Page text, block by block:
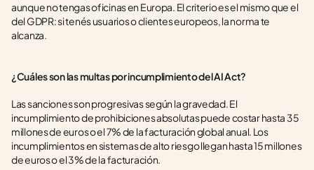
aunque no tengas oficinas en Europa. El criterio es el mismo que el
del GDPR: si tenés usuarios o clientes europeos, la norma te
alcanza.
¿Cuáles son las multas por incumplimiento del AI Act?
Las sanciones son progresivas según la gravedad. El
incumplimiento de prohibiciones absolutas puede costar hasta 35
millones de euros o el 7% de la facturación global anual. Los
incumplimientos en sistemas de alto riesgo llegan hasta 15 millones
de euros o el 3% de la facturación.